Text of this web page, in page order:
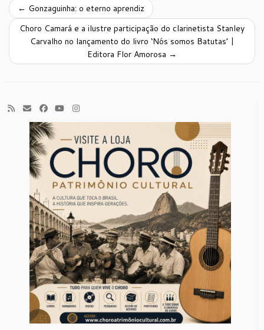
← Gonzaguinha: o eterno aprendiz
Choro Camará e a ilustre participação do clarinetista Stanley
Carvalho no lançamento do livro ‘Nós somos Batutas’ |
Editora Flor Amorosa →